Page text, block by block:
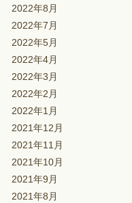
2022年8月
2022年7月
2022年5月
2022年4月
2022年3月
2022年2月
2022年1月
2021年12月
2021年11月
2021年10月
2021年9月
2021年8月